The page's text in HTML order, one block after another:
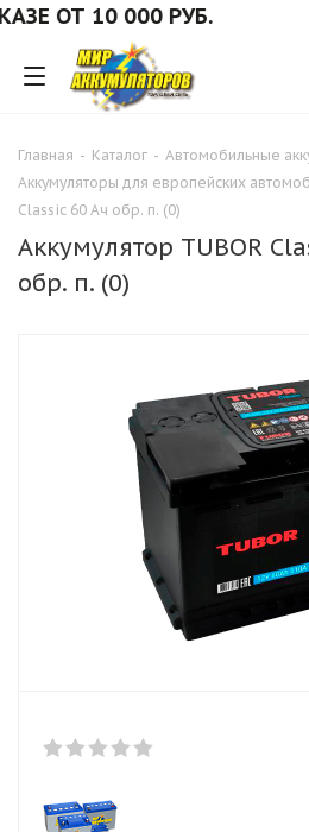
ОТ 10 000 РУБ.
Главная - Каталог - Автомобильные
Аккумуляторы для европейских
Classic 60 Ач обр. п. (0)
Аккумулятор TUBOR
обр. п. (0)